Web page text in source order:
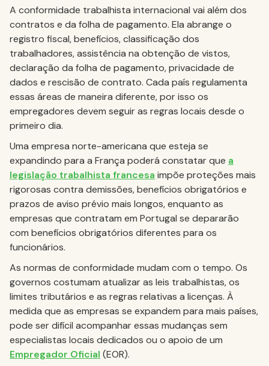
A conformidade trabalhista internacional vai além dos
contratos e da folha de pagamento. Ela abrange o
registro fiscal, benefícios, classificação dos
trabalhadores, assistência na obtenção de vistos,
declaração da folha de pagamento, privacidade de
dados e rescisão de contrato. Cada país regulamenta
essas áreas de maneira diferente, por isso os
empregadores devem seguir as regras locais desde o
primeiro dia.
Uma empresa norte-americana que esteja se
expandindo para a França poderá constatar que a
legislação trabalhista francesa impõe proteções mais
rigorosas contra demissões, benefícios obrigatórios e
prazos de aviso prévio mais longos, enquanto as
empresas que contratam em Portugal se depararão
com benefícios obrigatórios diferentes para os
funcionários.
As normas de conformidade mudam com o tempo. Os
governos costumam atualizar as leis trabalhistas, os
limites tributários e as regras relativas a licenças. À
medida que as empresas se expandem para mais países,
pode ser difícil acompanhar essas mudanças sem
especialistas locais dedicados ou o apoio de um
Empregador Oficial (EOR).